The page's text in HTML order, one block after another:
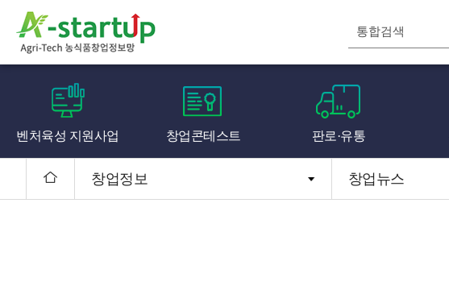
벤처육성 지원사업 창업콘테스트 판로·유통
창업정보 창업뉴스